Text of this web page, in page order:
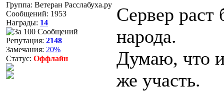
Группа: Ветеран Расслабуха.ру
Сообщений: 1953
Награды: 14
Репутация: 2148
Замечания: 20%
Статус: Оффлайн
Сервер раст
народа.
Думаю, что и
же участь.